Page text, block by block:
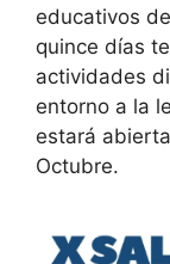
educativos
quince días
actividades
entorno a la
estará
Octubre.